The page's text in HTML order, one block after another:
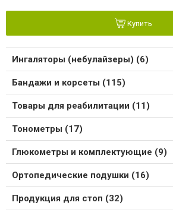
Купить
Ингаляторы (небулайзеры) (6)
Бандажи и корсеты (115)
Товары для реабилитации (11)
Тонометры (17)
Глюкометры и комплектующие (9)
Ортопедические подушки (16)
Продукция для стоп (32)